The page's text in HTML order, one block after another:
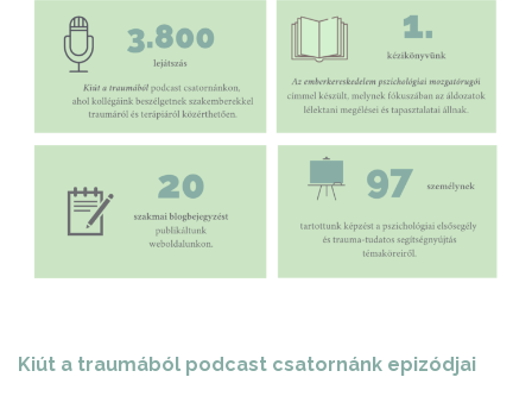
Kiút a traumából podcast csatornánk epizódjai